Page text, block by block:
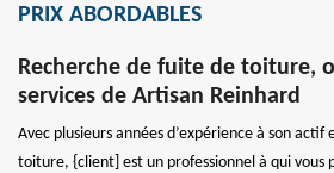
PRIX ABORDABLES
Recherche de fuite de toiture,
services de Artisan Reinhard
Avec plusieurs années d’expérience à son
toiture, {client] est un professionnel à qui vous